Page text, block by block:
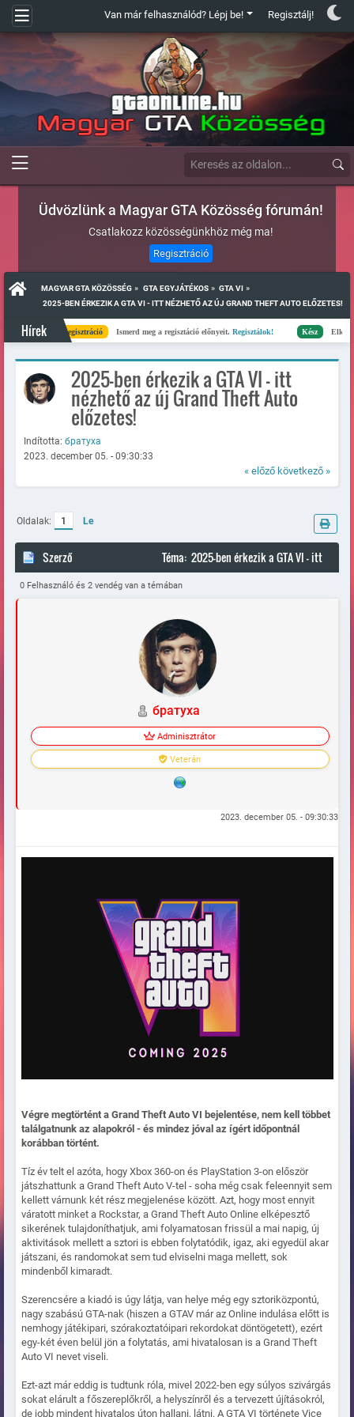
Van már felhasználód? Lépj be! Regisztálj!
Üdvözlünk a Magyar GTA Közösség fórumán!
Csatlakozz közösségünkhöz még ma!
Regisztráció
MAGYAR GTA KÖZÖSSÉG » GTA EGYJÁTÉKOS » GTA VI »
2025-BEN ÉRKEZIK A GTA VI - ITT NÉZHETŐ AZ ÚJ GRAND THEFT AUTO ELŐZETES!
HírekRegisztráció Ismerd meg a regisztáció előnyeit.Regisztálok! Elkészült a
2025-ben érkezik a GTA VI - itt
nézhető az új Grand Theft Auto
előzetes!
Indította: братуха
2023. december 05. - 09:30:33
« előző következő »
Oldalak: 1 Le
Szerző
Téma: 2025-ben érkezik a GTA VI - itt
nézhető az új Grand Theft Auto előzetes! (Megtekintve 108578
0 Felhasználó és 2 vendég van a témában
братуха
Adminisztrátor
Veterán
2023. december 05. - 09:30:33
Végre megtörtént a Grand Theft Auto VI bejelentése, nem kell többet
találgatnunk az alapokról - és mindez jóval az ígért időpontnál
korábban történt.
Tíz év telt el azóta, hogy Xbox 360-on és PlayStation 3-on először
játszhattunk a Grand Theft Auto V-tel - soha még csak feleennyit sem
kellett várnunk két rész megjelenése között. Azt, hogy most ennyit
váratott minket a Rockstar, a Grand Theft Auto Online elképesztő
sikerének tulajdoníthatjuk, ami folyamatosan frissül a mai napig, új
aktivitások mellett a sztori is ebben folytatódik, igaz, aki egyedül akar
játszani, és randomokat sem tud elviselni maga mellett, sok
mindenből kimaradt.
Szerencsére a kiadó is úgy látja, van helye még egy sztoriközpontú,
nagy szabású GTA-nak (hiszen a GTAV már az Online indulása előtt is
nemhogy játékipari, szórakoztatóipari rekordokat döntögetett), ezért
egy-két éven belül jön a folytatás, ami hivatalosan is a Grand Theft
Auto VI nevet viseli.
Ezt-azt már eddig is tudtunk róla, mivel 2022-ben egy súlyos szivárgás
sokat elárult a főszereplőkről, a helyszínről és a tervezett újításokról,
de jobb mindent hivatalos úton hallani, látni. A GTA VI története Vice